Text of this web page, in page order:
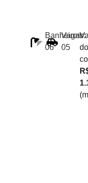
Banheiros:
06
Vagas:
05
do